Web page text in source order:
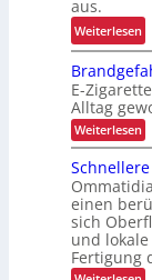
u
r
K
I
g
f
ü
r
R
e
c
y
c
l
i
n
r
g
o
m
i
e
u
n
d
P
r
aus.
Weiterlesen:
A
r
b
e
i
s
s
i
c
h
E-
Alltag
Weiterlesen:
B
a
n
d
g
e
f
a
einen
sich
und
Fertigung